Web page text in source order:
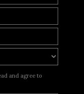
and agree to